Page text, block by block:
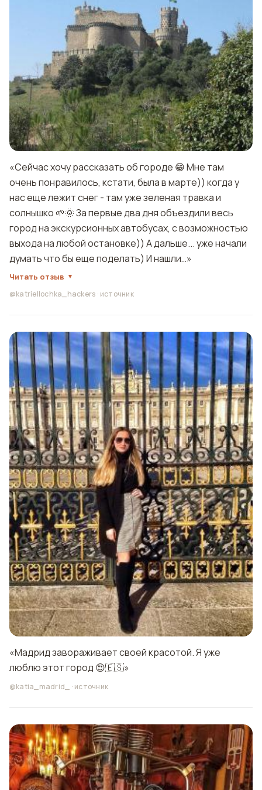
«Сейчас хочу рассказать об городе 😁 Мне там
очень понравилось, кстати, была в марте)) когда у
нас еще лежит снег - там уже зеленая травка и
солнышко 🌱🌞 За первые два дня объездили весь
город на экскурсионных автобусах, с возможностью
выхода на любой остановке)) А дальше... уже начали
думать что бы еще поделать) И нашли…»
Читать отзыв
@katriellochka_hackers · источник
«Мадрид завораживает своей красотой. Я уже
люблю этот город 😍🇪🇸»
@katia_madrid_ · источник